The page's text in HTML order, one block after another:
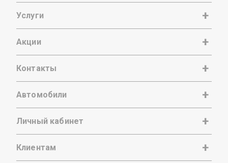
Услуги
Акции
Контакты
Автомобили
Личный кабинет
Клиентам